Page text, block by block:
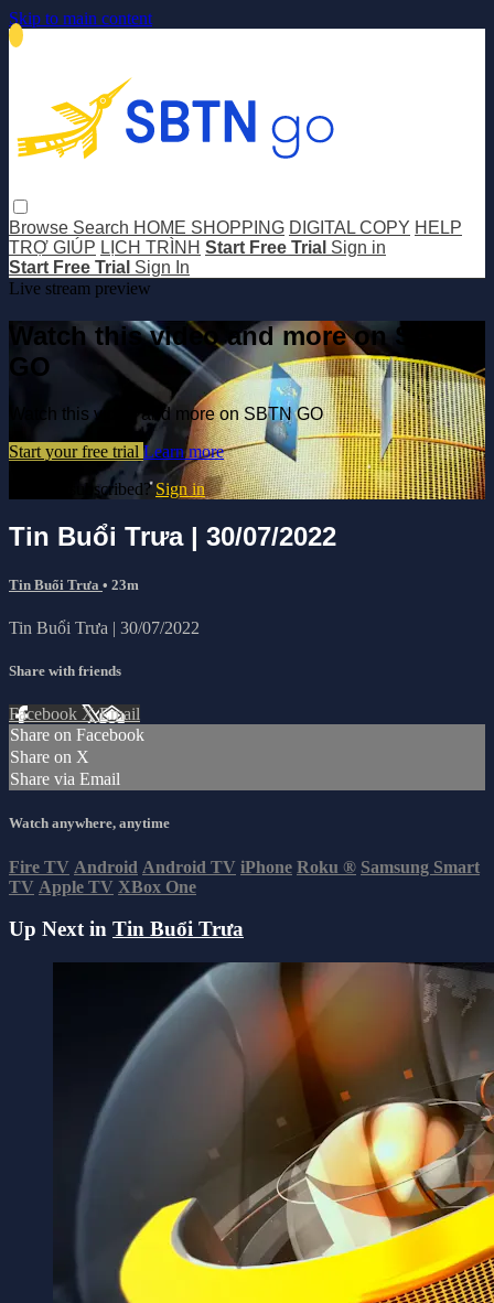
Skip to main content
Browse Search HOME SHOPPING DIGITAL COPY HELP
TRỢ GIÚP LỊCH TRÌNH Start Free Trial Sign in
Start Free Trial Sign In
Live stream preview
Watch this video and more on SBTN
GO
Watch this video and more on SBTN GO
Start your free trial Learn more
Already subscribed?Sign in
Tin Buổi Trưa | 30/07/2022
Tin Buổi Trưa • 23m
Tin Buổi Trưa | 30/07/2022
Share with friends
Facebook XEmail
Share on Facebook
Share on X
Share via Email
Watch anywhere, anytime
Fire TV Android Android TV iPhone Roku ® Samsung Smart
TV Apple TV XBox One
Up Next in Tin Buổi Trưa